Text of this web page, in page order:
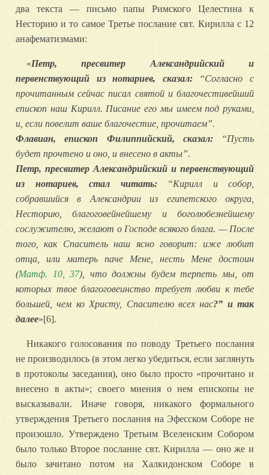
два текста — письмо папы Римского Целестина к
Несторию и то самое Третье послание свт. Кирилла с 12
анафематизмами:
«Петр, пресвитер Александрийский и
первенствующий из нотариев, сказал:“Согласно с
прочитанным сейчас писал святой и благочестивейший
епископ наш Кирилл. Писание его мы имеем под руками,
и, если повелит ваше благочестие, прочитаем”.
Флавиан, епископ Филиппийский, сказал:“Пусть
будет прочтено и оно, и внесено в акты”.
Петр, пресвитер Александрийский и первенствующий
из нотариев, стал читать:
“Кирилл и собор,
собравшийся в Александрии из египетского округа,
Несторию, благоговейнейшему и боголюбезнейшему
сослужителю, желают о Господе всякого блага. — После
того, как Спаситель наш ясно говорит: иже любит
отца, или матерь паче Мене, несть Мене достоин
(Матф. 10, 37), что должны будем терпеть мы, от
которых твое благоговеинство требует любви к тебе
большей, чем ко Христу, Спасителю всех нас?” и так
далее»[6].
Никакого голосования по поводу Третьего послания
не производилось (в этом легко убедиться, если заглянуть
в протоколы заседания), оно было просто «прочитано и
внесено в акты»; своего мнения о нем епископы не
высказывали. Иначе говоря, никакого формального
утверждения Третьего послания на Эфесском Соборе не
произошло. Утверждено Третьим Вселенским Собором
было только Второе послание свт. Кирилла — оно же и
было зачитано потом на Халкидонском Соборе в